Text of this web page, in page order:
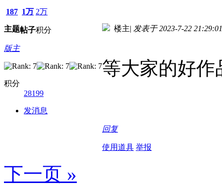
187
主题
1万
帖子
2万
积分
版主
积分
28199
发消息
楼主| 发表于 2023-7-22 21:29:01
等大家的好作
回复
使用道具 举报
下一页 »